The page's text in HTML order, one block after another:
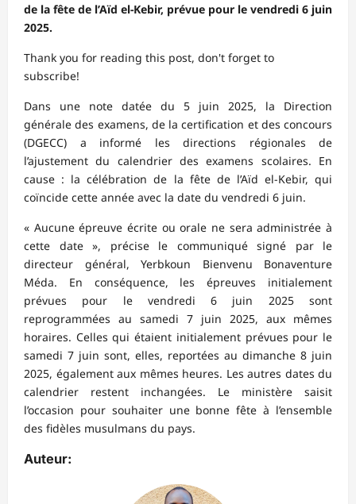
de la fête de l’Aïd el-Kebir, prévue pour le vendredi 6 juin
2025.
Thank you for reading this post, don't forget to
subscribe!
Dans une note datée du 5 juin 2025, la Direction
générale des examens, de la certification et des concours
(DGECC) a informé les directions régionales de
l’ajustement du calendrier des examens scolaires. En
cause : la célébration de la fête de l’Aïd el-Kebir, qui
coïncide cette année avec la date du vendredi 6 juin.
« Aucune épreuve écrite ou orale ne sera administrée à
cette date », précise le communiqué signé par le
directeur général, Yerbkoun Bienvenu Bonaventure
Méda. En conséquence, les épreuves initialement
prévues pour le vendredi 6 juin 2025 sont
reprogrammées au samedi 7 juin 2025, aux mêmes
horaires. Celles qui étaient initialement prévues pour le
samedi 7 juin sont, elles, reportées au dimanche 8 juin
2025, également aux mêmes heures. Les autres dates du
calendrier restent inchangées. Le ministère saisit
l’occasion pour souhaiter une bonne fête à l’ensemble
des fidèles musulmans du pays.
Auteur: